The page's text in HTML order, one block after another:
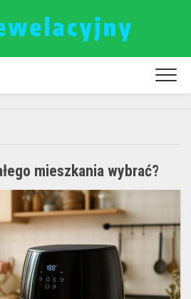
mieszkania wybrać?